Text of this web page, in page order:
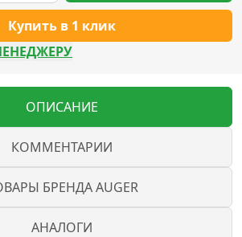
Купить в 1 клик
ОПИСАНИЕ
КОММЕНТАРИИ
БРЕНДА AUGER
АНАЛОГИ